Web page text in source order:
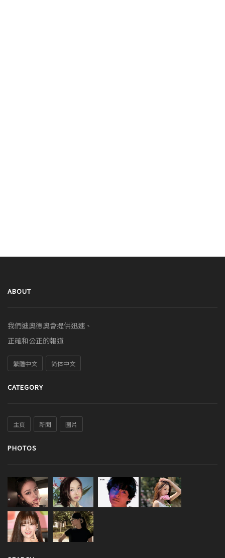
ABOUT
我們迪奧德奧會提供迅速、
正確和公正的報道
繁體中文 简体中文
CATEGORY
主頁 新聞 圖片
PHOTOS